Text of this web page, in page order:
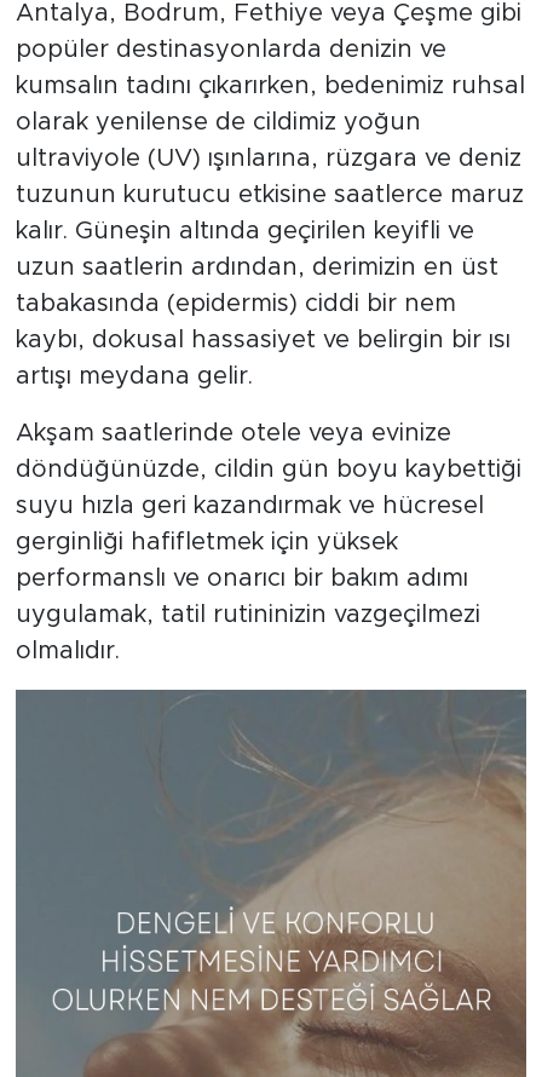
Antalya, Bodrum, Fethiye veya Çeşme gibi
popüler destinasyonlarda denizin ve
kumsalın tadını çıkarırken, bedenimiz ruhsal
olarak yenilense de cildimiz yoğun
ultraviyole (UV) ışınlarına, rüzgara ve deniz
tuzunun kurutucu etkisine saatlerce maruz
kalır. Güneşin altında geçirilen keyifli ve
uzun saatlerin ardından, derimizin en üst
tabakasında (epidermis) ciddi bir nem
kaybı, dokusal hassasiyet ve belirgin bir ısı
artışı meydana gelir.
Akşam saatlerinde otele veya evinize
döndüğünüzde, cildin gün boyu kaybettiği
suyu hızla geri kazandırmak ve hücresel
gerginliği hafifletmek için yüksek
performanslı ve onarıcı bir bakım adımı
uygulamak, tatil rutininizin vazgeçilmezi
olmalıdır.